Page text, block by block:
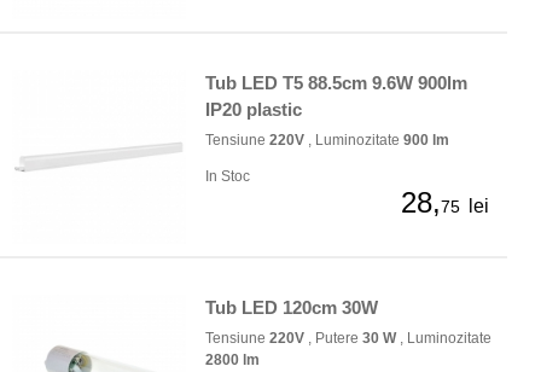
Tub LED T5 88.5cm 9.6W 900lm
IP20 plastic
Tensiune 220V , Luminozitate 900 lm
In Stoc
28,75 lei
Tub LED 120cm 30W
Tensiune 220V , Putere 30 W, Luminozitate
2800 lm